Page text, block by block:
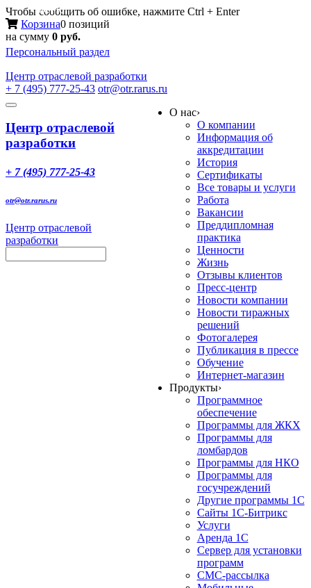
Чтобы сообщить об ошибке, нажмите Ctrl + Enter
Корзина0 позиций
на сумму 0 руб.
Персональный раздел
Центр отраслевой разработки
+ 7 (495) 777-25-43 otr@otr.rarus.ru
Toggle
Меню
Центр отраслевой
разработки
+ 7 (495) 777-25-43
otr@otr.rarus.ru
Центр отраслевой
разработки
О нас›
О компании
Информация об
аккредитации
История
Сертификаты
Все товары и услуги
Работа
Вакансии
Преддипломная
практика
Ценности
Жизнь
Отзывы клиентов
Пресс-центр
Новости компании
Новости тиражных
решений
Фотогалерея
Публикация в прессе
Обучение
Интернет-магазин
Продукты›
Программное
обеспечение
Программы для ЖКХ
Программы для
ломбардов
Программы для НКО
Программы для
госучреждений
Другие программы 1С
Сайты 1С-Битрикс
Услуги
Аренда 1С
Сервер для установки
программ
СМС-рассылка